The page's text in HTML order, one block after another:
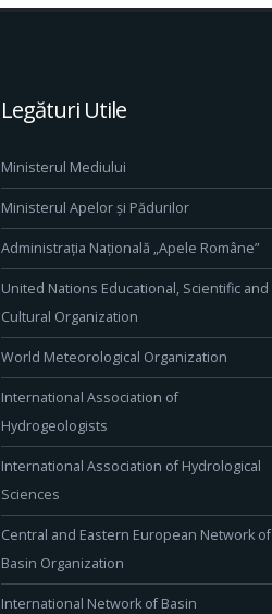
Legături Utile
Ministerul Mediului
Ministerul Apelor și Pădurilor
Administrația Națională „Apele Române”
United Nations Educational, Scientific and
Cultural Organization
World Meteorological Organization
International Association of
Hydrogeologists
International Association of Hydrological
Sciences
Central and Eastern European Network of
Basin Organization
International Network of Basin